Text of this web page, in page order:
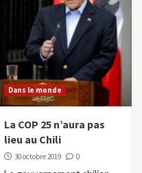
Dans le monde
La COP 25 n’aura pas
lieu au Chili
30 octobre 2019 0